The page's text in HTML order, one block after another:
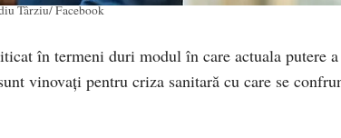
Târziu/ Facebook
în termeni duri modul în care actuala putere a
vinovați pentru criza sanitară cu care se